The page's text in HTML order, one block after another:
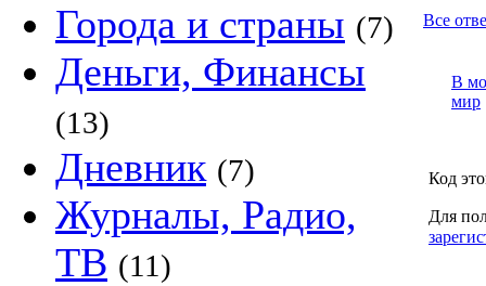
Города и страны (7)
Деньги, Финансы
(13)
Дневник (7)
Журналы, Радио,
ТВ (11)
Все
В
мир
Код
Для